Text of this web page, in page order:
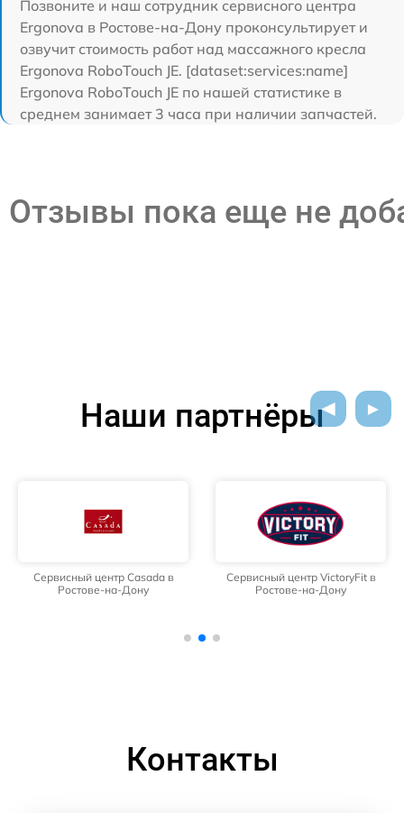
Позвоните и наш сотрудник сервисного центра
Ergonova в Ростове-на-Дону проконсультирует и
озвучит стоимость работ над массажного кресла
Ergonova RoboTouch JE. [dataset:services:name]
Ergonova RoboTouch JE по нашей статистике в
среднем занимает 3 часа при наличии запчастей.
Отзывы пока еще не
Наши партнёры
Сервисный центр Casada в
Ростове-на-Дону
Сервисный центр VictoryFit в
Ростове-на-Дону
Контакты